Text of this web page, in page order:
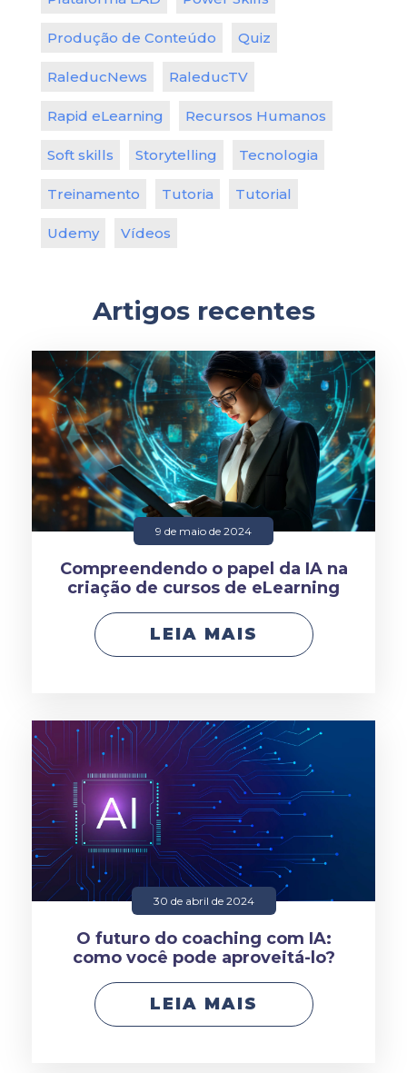
Produção de Conteúdo Quiz
RaleducNews RaleducTV
Rapid eLearning Recursos Humanos
Soft skills Storytelling Tecnologia
Treinamento Tutoria Tutorial
Udemy Vídeos
Artigos recentes
9 de maio de 2024
Compreendendo o papel da IA na
criação de cursos de eLearning
LEIA MAIS
30 de abril de 2024
O futuro do coaching com IA:
como você pode aproveitá-lo?
LEIA MAIS